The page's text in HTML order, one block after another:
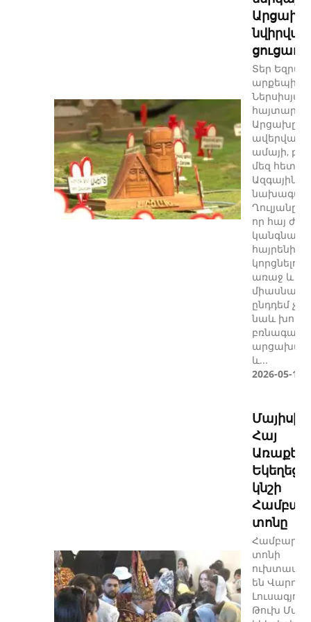
նվիրված
Տեր Եզրաս
Արցախը
ավերված
ամայի,
մեզ հետ
Ազգային
նախագահ
Ղուլյանը
որ հայ
կանգնած է
հայրենիքը
առաջ և
ընդդեմ
նաև խոսել
և...
2026-05-11
Մայիսի
Հայ
կնշի
տոնը
տոնի
են
Թուխ